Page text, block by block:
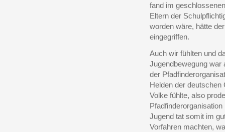
fand im
Eltern der
worden wäre, hätte
eingegriffen.
Auch wir fühlten und
Jugendbewegung war
der
Helden der
Volke fühlte, also
Jugend tat somit im
Vorfahren machten,